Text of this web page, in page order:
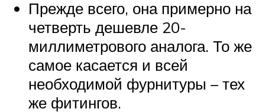
Прежде всего, она примерно на
четверть дешевле 20-
миллиметрового аналога. То же
самое касается и всей
необходимой фурнитуры – тех
же фитингов.